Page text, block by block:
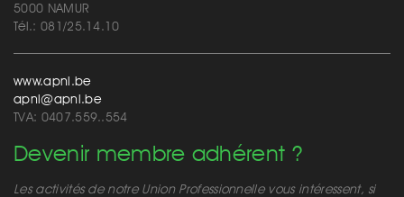
5000 NAMUR
Tél.: 081/25.14.10
www.apnl.be
apnl@apnl.be
TVA: 0407.559..554
Devenir membre adhérent ?
Les activités de notre Union Professionnelle vous intéressent, si